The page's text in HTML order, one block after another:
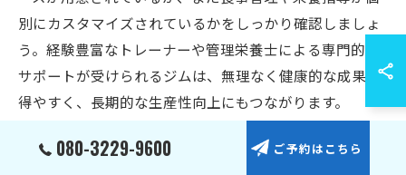
別にカスタマイズされているかをしっかり確認しましょ
う。経験豊富なトレーナーや管理栄養士による専門的な
サポートが受けられるジムは、無理なく健康的な成果を
得やすく、長期的な生産性向上にもつながります。
080-3229-9600 ご予約はこちら